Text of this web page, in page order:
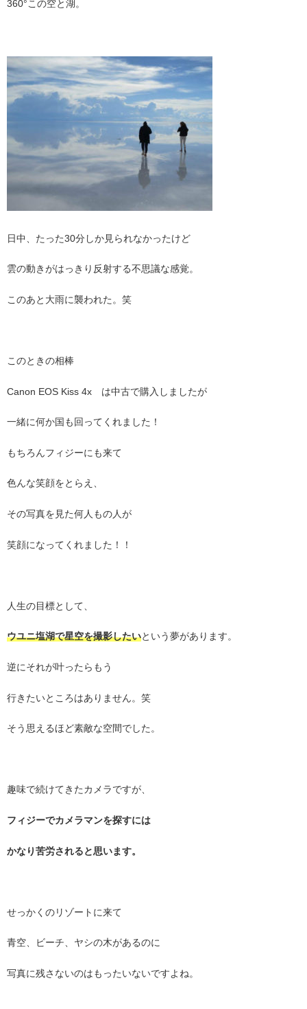
360°この空と湖。
日中、たった30分しか見られなかったけど
雲の動きがはっきり反射する不思議な感覚。
このあと大雨に襲われた。笑
このときの相棒
Canon EOS Kiss 4x は中古で購入しましたが
一緒に何か国も回ってくれました！
もちろんフィジーにも来て
色んな笑顔をとらえ、
その写真を見た何人もの人が
笑顔になってくれました！！
人生の目標として、
ウユニ塩湖で星空を撮影したいという夢があります。
逆にそれが叶ったらもう
行きたいところはありません。笑
そう思えるほど素敵な空間でした。
趣味で続けてきたカメラですが、
フィジーでカメラマンを探すには
かなり苦労されると思います。
せっかくのリゾートに来て
青空、ビーチ、ヤシの木があるのに
写真に残さないのはもったいないですよね。